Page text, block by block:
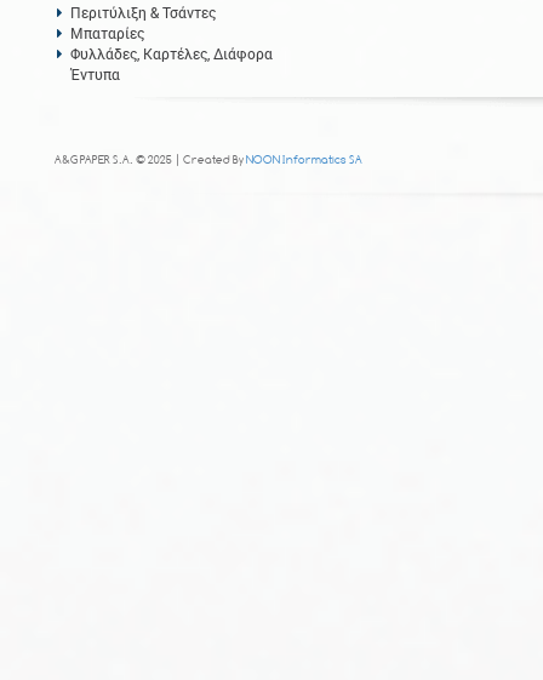
Περιτύλιξη & Τσάντες
Μπαταρίες
Φυλλάδες, Καρτέλες, Διάφορα
Έντυπα
A&G PAPER S.A. © 2025 | Created ByNOON Informatics SA